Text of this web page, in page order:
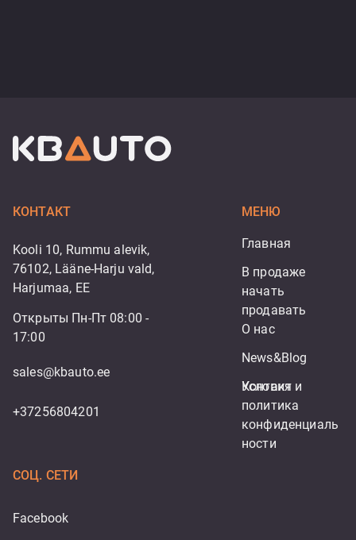
КОНТАКТ
Kooli 10, Rummu alevik,
76102, Lääne-Harju vald,
Harjumaa, EE
Открыты Пн-Пт 08:00 -
17:00
sales@kbauto.ee
+37256804201
МЕНЮ
Главная
В продаже
начать
продавать
О нас
News&Blog
Контакт
Условия и
политика
конфиденциаль
ности
СОЦ. СЕТИ
Facebook